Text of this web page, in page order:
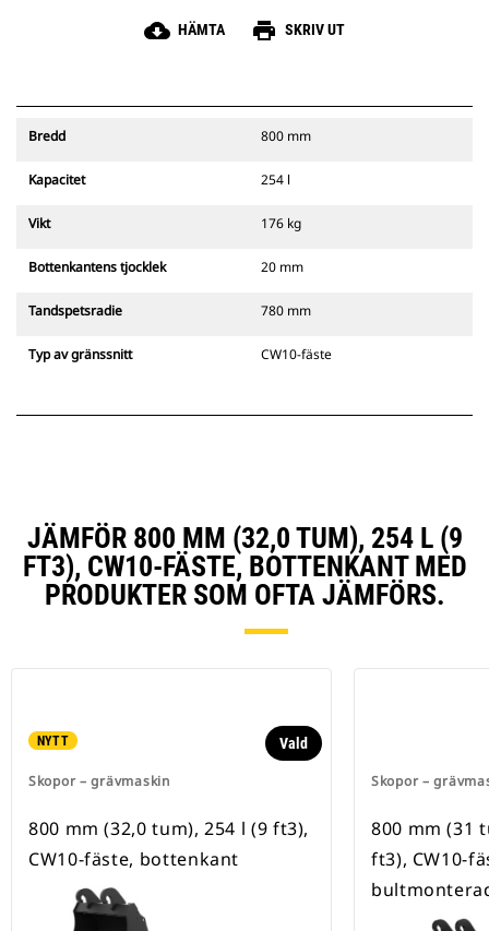
cloud_download HÄMTA print SKRIV UT
Bredd 800 mm
Kapacitet 254 l
Vikt 176 kg
Bottenkantens tjocklek 20 mm
Tandspetsradie 780 mm
Typ av gränssnitt CW10-fäste
JÄMFÖR 800 MM (32,0 TUM), 254 L (9
FT3), CW10-FÄSTE, BOTTENKANT MED
PRODUKTER SOM OFTA JÄMFÖRS.
NYTT
Skopor – grävmaskin
Vald
800 mm (32,0 tum), 254 l (9 ft3),
CW10-fäste, bottenkant
Skopor –
800 mm (31
ft3), CW10-